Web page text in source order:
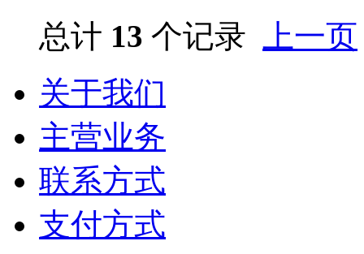
总计 13 个记录
上一页
关于我们
主营业务
联系方式
支付方式